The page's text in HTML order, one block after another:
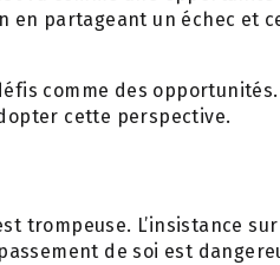
en partageant un échec et
comme des
cette perspective.
trompeuse. L’insistance
de soi est